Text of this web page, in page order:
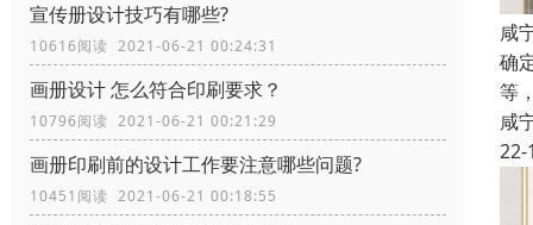
宣传册设计技巧有哪些?
10616阅读 2021-06-21 00:24:31
画册设计 怎么符合印刷要求？
10796阅读 2021-06-21 00:21:29
画册印刷前的设计工作要注意哪些问题?
10451阅读 2021-06-21 00:18:55
咸
确
等
咸
22-